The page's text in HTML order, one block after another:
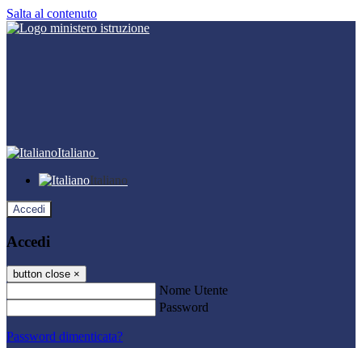
Salta al contenuto
Italiano
Italiano
Accedi
Accedi
button close ×
Nome Utente
Password
Password dimenticata?